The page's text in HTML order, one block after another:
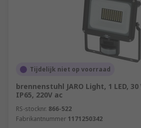
Tijdelijk niet op voorraad
brennenstuhl JARO Light, 1 LED,
IP65, 220V ac
RS-stocknr. 866-522
Fabrikantnummer 1171250342